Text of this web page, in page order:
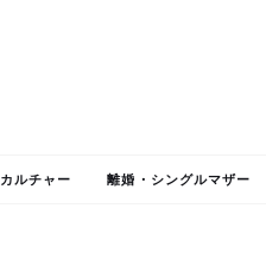
カルチャー 離婚・シングルマザー